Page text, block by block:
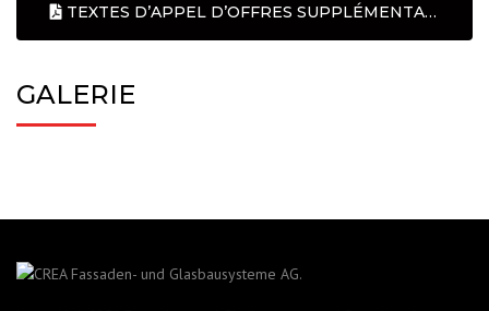
TEXTES D’APPEL D’OFFRES SUPPLÉMENTAIRES
GALERIE